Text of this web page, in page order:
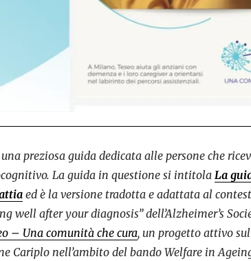
preziosa guida dedicata alle persone che
La guida in questione si intitola La
ed è la versione tradotta e adattata al
well after your diagnosis” dell’Alzheimer’s
– Una comunità che cura, un progetto attivo
Cariplo nell’ambito del bando Welfare in